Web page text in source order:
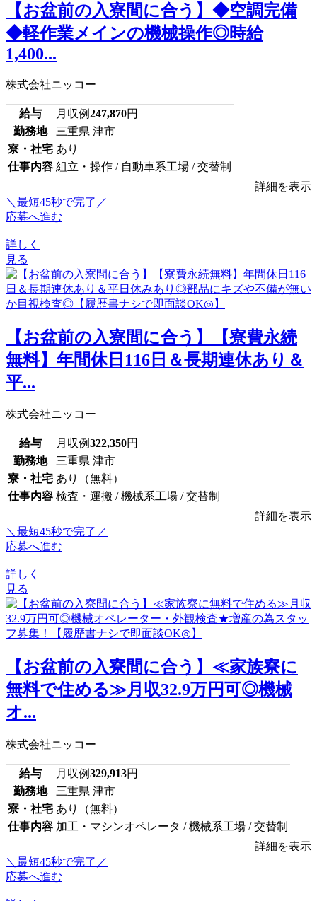
【お盆前の入寮間に合う】◆空調完備
◆軽作業メインの機械操作◎時給
1,400...
株式会社ニッコー
給与 月収例247,870円
勤務地
三重県 津市
寮・社宅 あり
仕事内容 組立・操作 / 自動車系工場 / 交替制
詳細を表示
＼最短45秒で完了／
応募へ進む
詳しく
見る
【お盆前の入寮間に合う】【寮費永続
無料】年間休日116日＆長期連休あり＆
平...
株式会社ニッコー
給与 月収例322,350円
勤務地
三重県 津市
寮・社宅 あり（無料）
仕事内容 検査・運搬 / 機械系工場 / 交替制
詳細を表示
＼最短45秒で完了／
応募へ進む
詳しく
見る
【お盆前の入寮間に合う】≪家族寮に
無料で住める≫月収32.9万円可◎機械
オ...
株式会社ニッコー
給与 月収例329,913円
勤務地
三重県 津市
寮・社宅 あり（無料）
仕事内容 加工・マシンオペレータ / 機械系工場 / 交替制
詳細を表示
＼最短45秒で完了／
応募へ進む